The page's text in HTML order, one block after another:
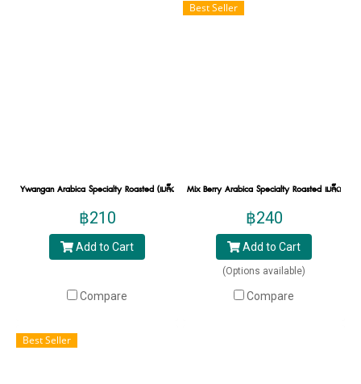
กาแฟพิเศษในฮิลล์คอฟฟ์พิเศษมากยิ่งขึ้น โดย thai
ก้าสเปเชีบลตี้ เซ็กซี่ ไวน์
กาแฟอราบิก้าแท้ 100% จากแหล่งปลูกในเชียงใหม่
“ห้วยน้ำขุ่น” กาแฟคั่วกลาง มีเอกลักษณ์กาแฟ รวม
ถึงกระบวนการทำไม่เหมือนใคร อย่าง Red Honey
Process พร้อมนวัตกรรม Smart Dome ด้วย
เบอร์รี่ และไวน์หอมละมุน รสเปรี้ยวมอมหวาน
Ywangan Arabica Specialty Roasted (เมล็ดกาแฟคั่วหยุนง่าน จากประเทศพม่า) 200g.
฿210
Add to Cart
Compare
Best Seller
Mix Berry Arabica Specialty Roasted เมล็ดกาแ
฿240
Add to Cart
(Options available)
Compare
Best Seller